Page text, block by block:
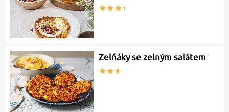
Zelňáky se zelným salátem